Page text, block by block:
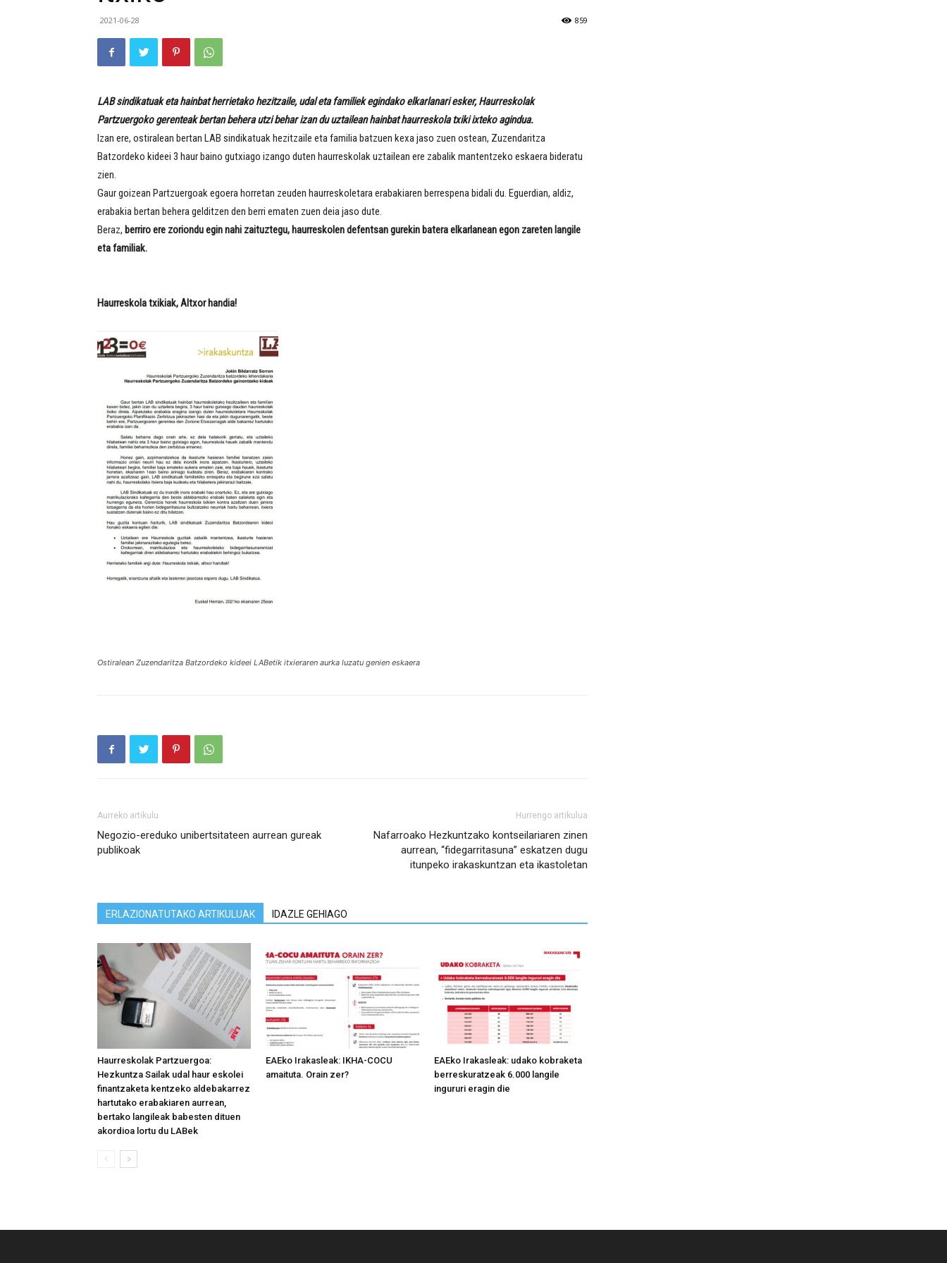
2021-06-28 859
LAB sindikatuak eta hainbat herrietako hezitzaile, udal eta familiek egindako elkarlanari esker, Haurreskolak
Partzuergoko gerenteak bertan behera utzi behar izan du uztailean hainbat haurreskola txiki ixteko agindua.
Izan ere, ostiralean bertan LAB sindikatuak hezitzaile eta familia batzuen kexa jaso zuen ostean, Zuzendaritza
Batzordeko kideei 3 haur baino gutxiago izango duten haurreskolak uztailean ere zabalik mantentzeko eskaera bideratu
zien.
Gaur goizean Partzuergoak egoera horretan zeuden haurreskoletara erabakiaren berrespena bidali du. Eguerdian, aldiz,
erabakia bertan behera gelditzen den berri ematen zuen deia jaso dute.
Beraz, berriro ere zoriondu egin nahi zaituztegu, haurreskolen defentsan gurekin batera elkarlanean egon zareten langile
eta familiak.
Haurreskola txikiak, Altxor handia!
Ostiralean Zuzendaritza Batzordeko kideei LABetik itxieraren aurka luzatu genien eskaera
Aurreko artikulu
Negozio-ereduko unibertsitateen aurrean gureak
publikoak
Hurrengo artikulua
Nafarroako Hezkuntzako kontseilariaren zinen
aurrean, “fidegarritasuna” eskatzen dugu
itunpeko irakaskuntzan eta ikastoletan
ERLAZIONATUTAKO ARTIKULUAK IDAZLE GEHIAGO
Haurreskolak Partzuergoa:
Hezkuntza Sailak udal haur eskolei
finantzaketa kentzeko aldebakarrez
hartutako erabakiaren aurrean,
bertako langileak babesten dituen
akordioa lortu du LABek
EAEko Irakasleak: IKHA-COCU
amaituta. Orain zer?
EAEko Irakasleak: udako kobraketa
berreskuratzeak 6.000 langile
ingururi eragin die